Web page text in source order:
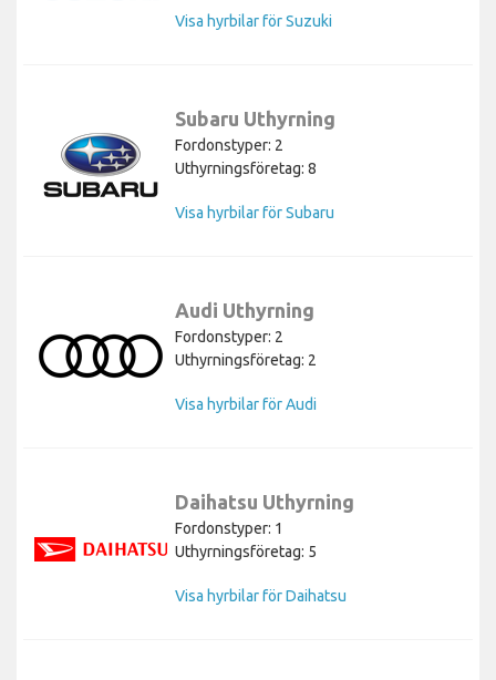
Visa hyrbilar för Suzuki
Subaru Uthyrning
Fordonstyper: 2
Uthyrningsföretag: 8
Visa hyrbilar för Subaru
Audi Uthyrning
Fordonstyper: 2
Uthyrningsföretag: 2
Visa hyrbilar för Audi
Daihatsu Uthyrning
Fordonstyper: 1
Uthyrningsföretag: 5
Visa hyrbilar för Daihatsu